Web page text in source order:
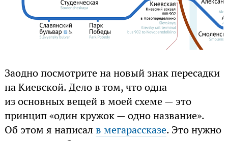
Заодно посмотрите на новый знак пересадки
на Киевской. Дело в том, что одна
из основных вещей в моей схеме — это
принцип «один кружок — одно название».
Об этом я написал в мегарассказе. Это нужно